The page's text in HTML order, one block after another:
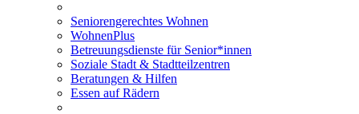
Seniorengerechtes Wohnen
WohnenPlus
Betreuungsdienste für Senior*innen
Soziale Stadt & Stadtteilzentren
Beratungen & Hilfen
Essen auf Rädern